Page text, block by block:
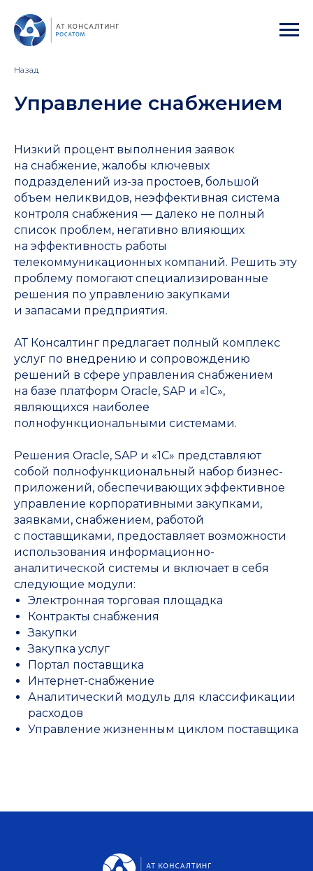
Назад
Управление снабжением
Низкий процент выполнения заявок
на снабжение, жалобы ключевых
подразделений из-за простоев, большой
объем неликвидов, неэффективная система
контроля снабжения — далеко не полный
список проблем, негативно влияющих
на эффективность работы
телекоммуникационных компаний. Решить эту
проблему помогают специализированные
решения по управлению закупками
и запасами предприятия.
АТ Консалтинг предлагает полный комплекс
услуг по внедрению и сопровождению
решений в сфере управления снабжением
на базе платформ Oracle, SAP и «1С»,
являющихся наиболее
полнофункциональными системами.
Решения Oracle, SAP и «1С» представляют
собой полнофункциональный набор бизнес-
приложений, обеспечивающих эффективное
управление корпоративными закупками,
заявками, снабжением, работой
с поставщиками, предоставляет возможности
использования информационно-
аналитической системы и включает в себя
следующие модули:
Электронная торговая площадка
Контракты снабжения
Закупки
Закупка услуг
Портал поставщика
Интернет-снабжение
Аналитический модуль для классификации
расходов
Управление жизненным циклом поставщика